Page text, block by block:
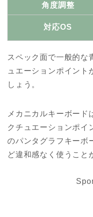
角度調整
対応OS
スペック面で一般的な
ュエーションポイント
しょう。
メカニカルキーボード
クチュエーションポイ
のパンタグラフキーボ
ど違和感なく使うこと